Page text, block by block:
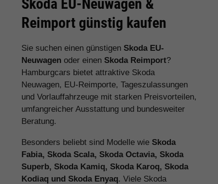
Skoda EU-Neuwagen &
Reimport günstig kaufen
Sie suchen einen günstigen Skoda EU-
Neuwagen oder einen Skoda Reimport?
Hamburgcars bietet attraktive Skoda
Neuwagen, EU-Reimporte, Tageszulassungen
und Vorlauffahrzeuge mit starken Preisvorteilen,
umfangreicher Ausstattung und bundesweiter
Beratung.
Besonders beliebt sind Modelle wie Skoda
Fabia, Skoda Scala, Skoda Octavia, Skoda
Superb, Skoda Kamiq, Skoda Karoq, Skoda
Kodiaq und Skoda Enyaq. Viele Skoda